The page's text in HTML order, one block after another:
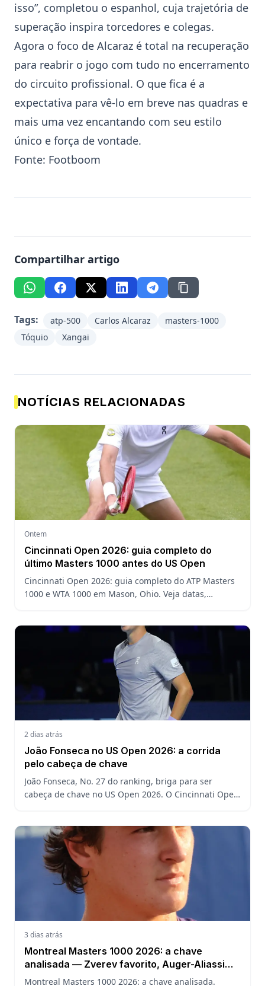
isso”, completou o espanhol, cuja trajetória de
superação inspira torcedores e colegas.
Agora o foco de Alcaraz é total na recuperação
para reabrir o jogo com tudo no encerramento
do circuito profissional. O que fica é a
expectativa para vê-lo em breve nas quadras e
mais uma vez encantando com seu estilo
único e força de vontade.
Fonte: Footboom
Compartilhar artigo
Tags: atp-500 Carlos Alcaraz
masters-1000
Tóquio
Xangai
NOTÍCIAS RELACIONADAS
Ontem
Cincinnati Open 2026: guia completo do
último Masters 1000 antes do US Open
Cincinnati Open 2026: guia completo do ATP Masters
1000 e WTA 1000 em Mason, Ohio. Veja datas,
2 dias atrás
João Fonseca no US Open 2026: a corrida
pelo cabeça de chave
João Fonseca, No. 27 do ranking, briga para ser
cabeça de chave no US Open 2026. O Cincinnati Open
3 dias atrás
Montreal Masters 1000 2026: a chave
analisada — Zverev favorito, Auger-Aliassime
em casa e o caminho de João Fonseca
Montreal Masters 1000 2026: a chave analisada.